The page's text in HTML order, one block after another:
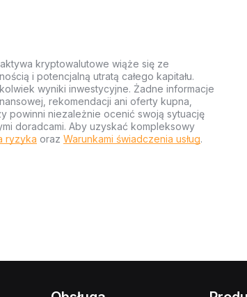
kryptowalutowe wiąże się ze
i potencjalną utratą całego kapitału.
wyniki inwestycyjne. Żadne informacje
rekomendacji ani oferty kupna,
powinni niezależnie ocenić swoją sytuację
doradcami. Aby uzyskać kompleksowy
ryzyka oraz Warunkami świadczenia usług.